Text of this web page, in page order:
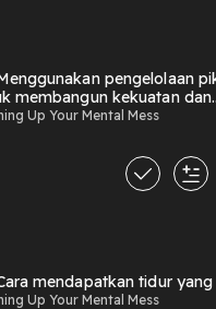
pengelolaan
membangun kekuatan dan
otak.
Up Your Mental Mess
mendapatkan tidur yang
Up Your Mental Mess